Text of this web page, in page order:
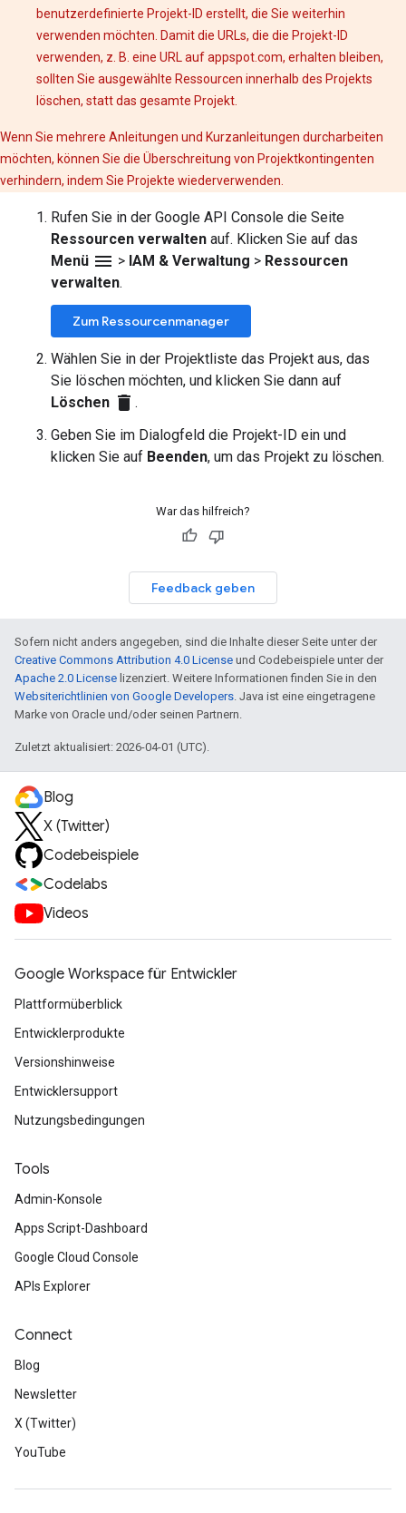
benutzerdefinierte Projekt-ID erstellt, die Sie weiterhin
verwenden möchten. Damit die URLs, die die Projekt-ID
verwenden, z. B. eine URL auf appspot.com, erhalten bleiben,
sollten Sie ausgewählte Ressourcen innerhalb des Projekts
löschen, statt das gesamte Projekt.
Wenn Sie mehrere Anleitungen und Kurzanleitungen durcharbeiten
möchten, können Sie die Überschreitung von Projektkontingenten
verhindern, indem Sie Projekte wiederverwenden.
Rufen Sie in der Google API Console die Seite
Ressourcen verwalten auf. Klicken Sie auf das
Menü menu > IAM & Verwaltung > Ressourcen
verwalten.
Zum Ressourcenmanager
Wählen Sie in der Projektliste das Projekt aus, das
Sie löschen möchten, und klicken Sie dann auf
Löschen delete .
Geben Sie im Dialogfeld die Projekt-ID ein und
klicken Sie auf Beenden, um das Projekt zu löschen.
War das hilfreich?
Feedback geben
Sofern nicht anders angegeben, sind die Inhalte dieser Seite unter der
Creative Commons Attribution 4.0 License und Codebeispiele unter der
Apache 2.0 License lizenziert. Weitere Informationen finden Sie in den
Websiterichtlinien von Google Developers. Java ist eine eingetragene
Marke von Oracle und/oder seinen Partnern.
Zuletzt aktualisiert: 2026-04-01 (UTC).
Blog
X (Twitter)
Codebeispiele
Codelabs
Videos
Google Workspace für Entwickler
Plattformüberblick
Entwicklerprodukte
Versionshinweise
Entwicklersupport
Nutzungsbedingungen
Tools
Admin-Konsole
Apps Script-Dashboard
Google Cloud Console
APIs Explorer
Connect
Blog
Newsletter
X (Twitter)
YouTube